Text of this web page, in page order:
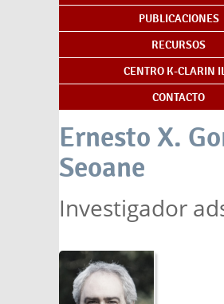
PUBLICACIONES
RECURSOS
CENTRO K-CLARIN
CONTACTO
Ernesto X.
Seoane
Investigador